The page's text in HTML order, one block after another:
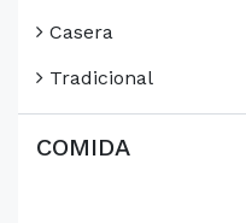
Casera
Tradicional
COMIDA